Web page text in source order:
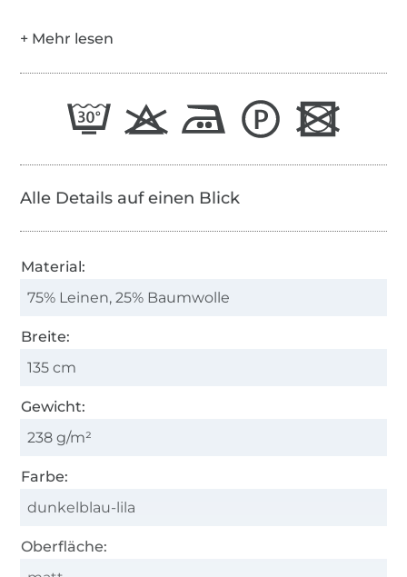
Alle Details auf einen Blick
Material:
75% Leinen, 25% Baumwolle
Breite:
135 cm
Gewicht:
238 g/m²
Farbe:
dunkelblau-lila
Oberfläche: